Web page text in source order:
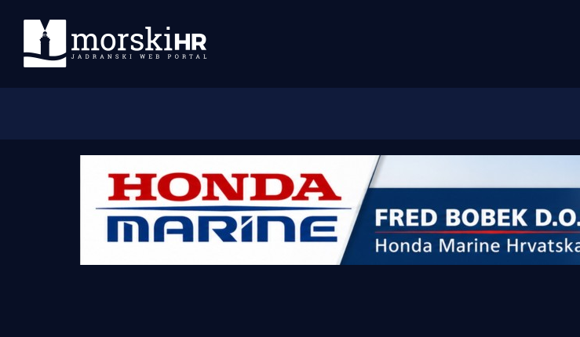
Morski plus